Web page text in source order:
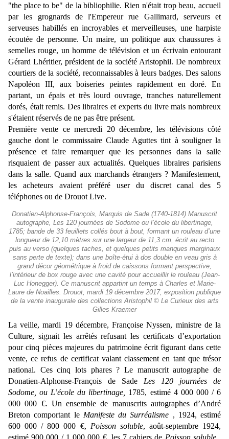
"the place to be" de la bibliophilie. Rien n'était trop beau, accueil
par les grognards de l'Empereur rue Gallimard, serveurs et
serveuses habillés en incroyables et merveilleuses, une harpiste
écoutée de personne. Un maire, un politique aux chaussures à
semelles rouge, un homme de télévision et un écrivain entourant
Gérard Lhéritier, président de la société Aristophil. De nombreux
courtiers de la société, reconnaissables à leurs badges. Des salons
Napoléon III, aux boiseries peintes rapidement en doré. En
partant, un épais et très lourd ouvrage, tranches naturellement
dorés, était remis. Des libraires et experts du livre mais nombreux
s'étaient réservés de ne pas être présent.
Première vente ce mercredi 20 décembre, les télévisions côté
gauche dont le commissaire Claude Aguttes tint à souligner la
présence et faire remarquer que les personnes dans la salle
risquaient de passer aux actualités. Quelques libraires parisiens
dans la salle. Quand aux marchands étrangers ? Manifestement,
les acheteurs avaient préféré user du discret canal des 5
téléphones ou de Drouot Live.
Donatien-Alphonse-François, Marquis de Sade (1740-1814) Manuscrit
autographe, Les 120 journées de Sodome ou l’école du libertinage,
1785; bande de 33 feuillets collés bout à bout, formant un rouleau d’une
longueur de 12,10 mètres sur une largeur de 11,3 cm, écrit au recto
puis au verso (quelques taches, et quelques petits manques marginaux
sans perte de texte); dans une boîte-étui à dos double en veau gris à
grand décor géométrique à froid de caissons formant perspective,
l’intérieur de box rouge avec une cavité pour accueillir le rouleau (Jean-
Luc Honegger). Ce manuscrit appartint un temps à Charles et Marie-
Laure de Noailles. Drouot, mardi 19 décembre 2017, exposition publique
de la vente inaugurale des collections Aristophil © Le Curieux des arts
Gilles Kraemer
La veille, mardi 19 décembre, Françoise Nyssen, ministre de la
Culture, signait les arrêtés refusant les certificats d’exportation
pour cinq pièces majeures du patrimoine écrit figurant dans cette
vente, ce refus de certificat valant classement en tant que trésor
national. Ces cinq lots phares ? Le manuscrit autographe de
Donatien-Alphonse-François de Sade Les 120 journées de
Sodome, ou L’école du libertinage,
1785, estimé 4 000 000 / 6
000 000 €. Un ensemble de manuscrits autographes d’André
Breton comportant le Manifeste du Surréalisme , 1924, estimé
600 000 / 800 000 €, Poisson soluble, août-septembre 1924,